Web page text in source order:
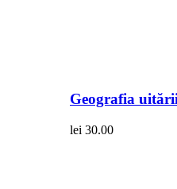
Geografia
lei 30.00